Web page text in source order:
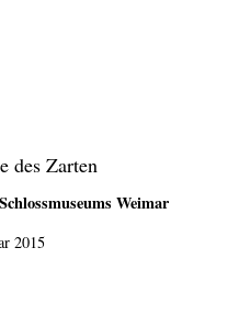
des Zarten
Weimar
2015